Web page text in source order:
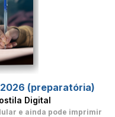
(preparatória)
Digital
e ainda pode imprimir